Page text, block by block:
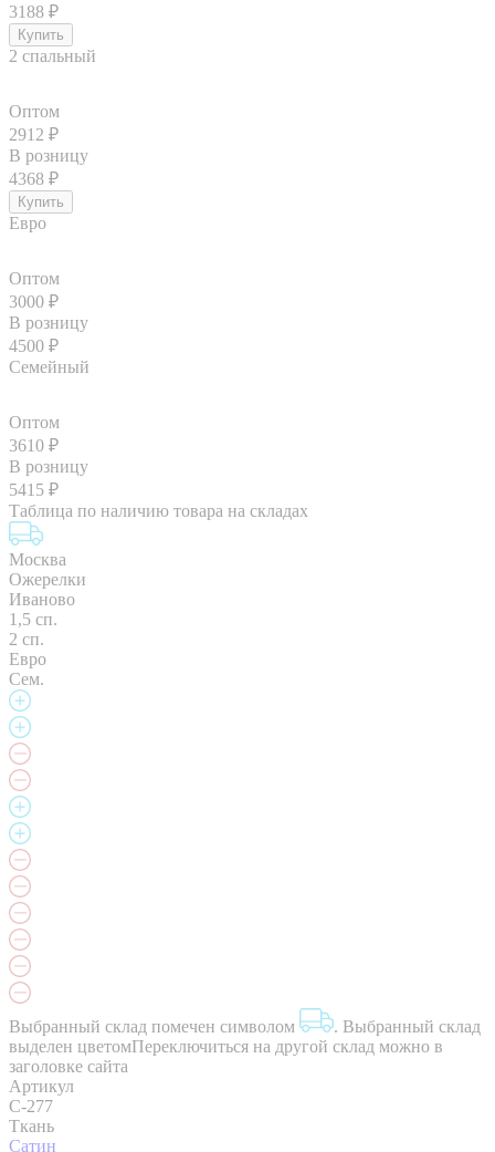
3188 ₽
2 спальный
Оптом
2912 ₽
В розницу
4368 ₽
Евро
Оптом
3000 ₽
В розницу
4500 ₽
Семейный
Оптом
3610 ₽
В розницу
5415 ₽
Таблица по наличию товара на складах
Москва
Ожерелки
Иваново
1,5 сп.
2 сп.
Евро
Сем.
Выбранный склад помечен символом . Выбранный склад
выделен цветомПереключиться на другой склад можно в
заголовке сайта
Артикул
C-277
Ткань
Сатин